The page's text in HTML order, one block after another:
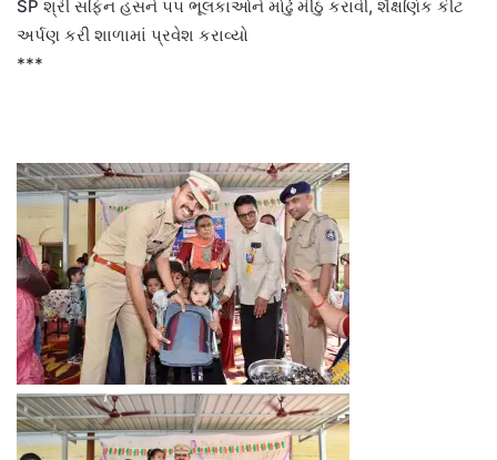
SP શ્રી સફિન હસને ૫૫ ભૂલકાઓને મોઢું મીઠું કરાવી, શૈક્ષણિક કીટ
અર્પણ કરી શાળામાં પ્રવેશ કરાવ્યો
***